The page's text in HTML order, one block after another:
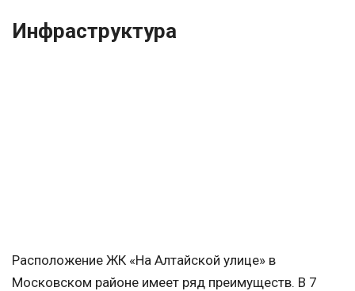
Инфраструктура
Расположение ЖК «На Алтайской улице» в
Московском районе имеет ряд преимуществ. В 7